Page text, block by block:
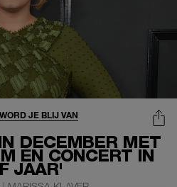
DECEMBER MET
ÉN CONCERT IN
JAAR'
WORD JE BLIJ VAN